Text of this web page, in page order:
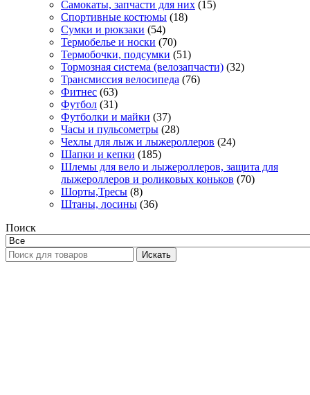
Самокаты, запчасти для них (15)
Спортивные костюмы (18)
Сумки и рюкзаки (54)
Термобелье и носки (70)
Термобочки, подсумки (51)
Тормозная система (велозапчасти) (32)
Трансмиссия велосипеда (76)
Фитнес (63)
Футбол (31)
Футболки и майки (37)
Часы и пульсометры (28)
Чехлы для лыж и лыжероллеров (24)
Шапки и кепки (185)
Шлемы для вело и лыжероллеров, защита для
лыжероллеров и роликовых коньков (70)
Шорты,Тресы (8)
Штаны, лосины (36)
Поиск
Искать